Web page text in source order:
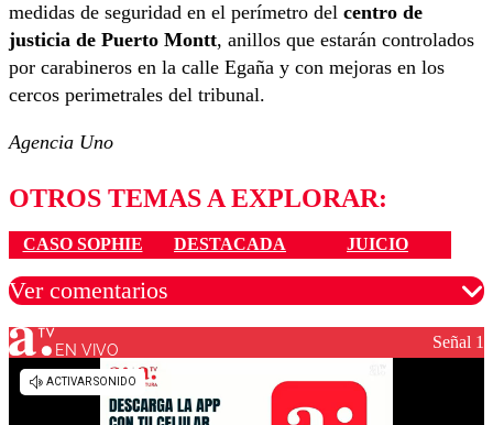
medidas de seguridad en el perímetro del centro de
justicia de Puerto Montt, anillos que estarán controlados
por carabineros en la calle Egaña y con mejoras en los
cercos perimetrales del tribunal.
Agencia Uno
OTROS TEMAS A EXPLORAR:
CASO SOPHIE DESTACADA JUICIO
Ver comentarios
Los comentarios son moderados para garantizar un
diálogo respetuoso.
EN VIVO Señal 1